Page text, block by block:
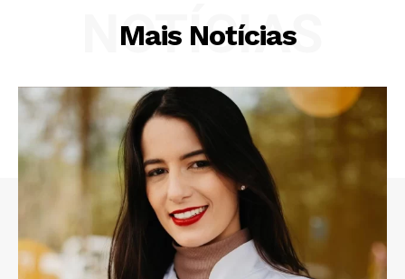
Mais Notícias
NOTÍCIAS